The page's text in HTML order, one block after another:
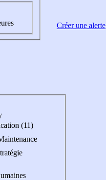
(11)
Créer une alerte